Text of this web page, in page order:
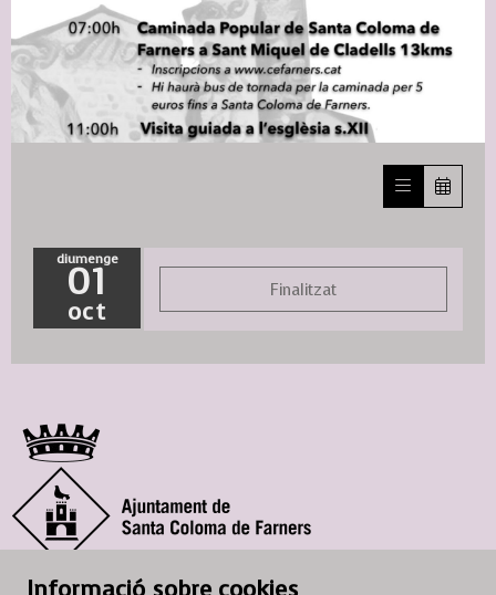
diumenge
01
oct
Finalitzat
© Ajuntament de Santa Coloma de Farners